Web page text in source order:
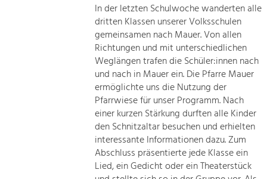
In der letzten Schulwoche wanderten alle
dritten Klassen unserer Volksschulen
gemeinsamen nach Mauer. Von allen
Richtungen und mit unterschiedlichen
Weglängen trafen die Schüler:innen nach
und nach in Mauer ein. Die Pfarre Mauer
ermöglichte uns die Nutzung der
Pfarrwiese für unser Programm. Nach
einer kurzen Stärkung durften alle Kinder
den Schnitzaltar besuchen und erhielten
interessante Informationen dazu. Zum
Abschluss präsentierte jede Klasse ein
Lied, ein Gedicht oder ein Theaterstück